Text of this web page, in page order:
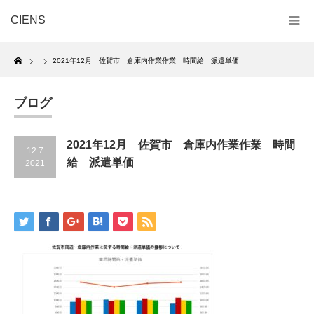
CIENS
Home
2021年12月 佐賀市 倉庫内作業作業 時間給 派遣単価
ブログ
12.7
2021
2021年12月 佐賀市 倉庫内作業作業 時間
給 派遣単価